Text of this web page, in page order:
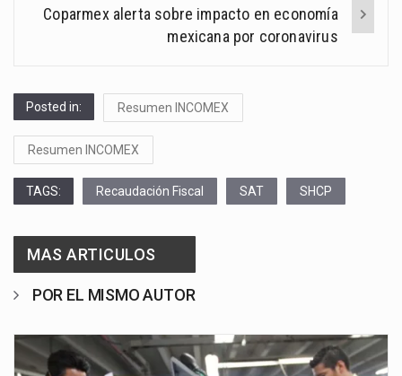
Coparmex alerta sobre impacto en economía
mexicana por coronavirus
Posted in: Resumen INCOMEX
Resumen INCOMEX
TAGS: Recaudación Fiscal SAT SHCP
MAS ARTICULOS
POR EL MISMO AUTOR